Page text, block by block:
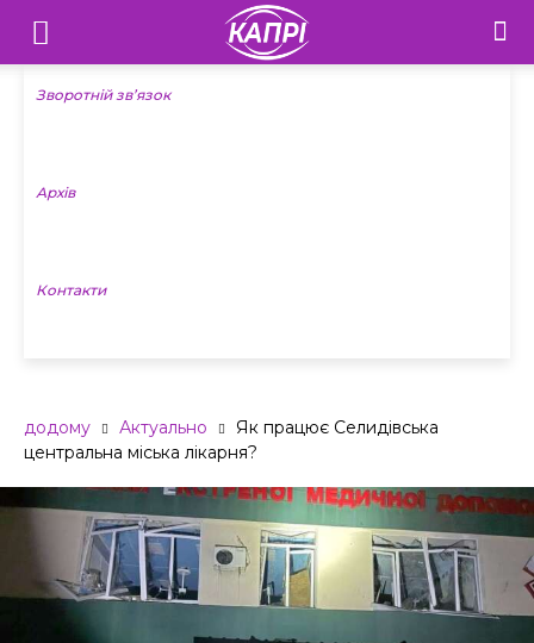
Телебачення
«Капрі»
Новини
Зворотній зв’язок
Архів
Контакти
додому Актуально
Як працює Селидівська
центральна міська лікарня?